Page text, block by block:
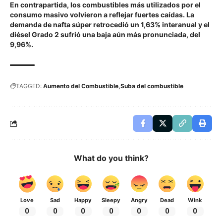
En contrapartida, los combustibles más utilizados por el
consumo masivo volvieron a reflejar fuertes caídas. La
demanda de nafta súper retrocedió un 1,63% interanual y el
diésel Grado 2 sufrió una baja aún más pronunciada, del
9,96%.
TAGGED: Aumento del Combustible Suba del combustible
What do you think?
Love
0
Sad
0
Happy
0
Sleepy
0
Angry
0
Dead
0
Wink
0